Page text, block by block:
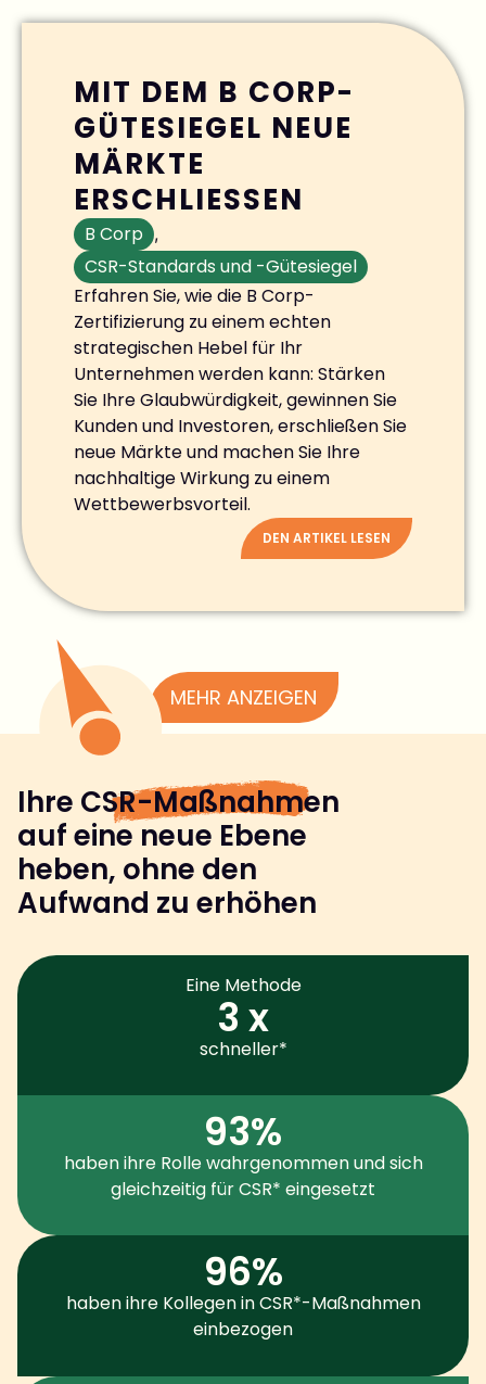
MIT DEM B CORP-
GÜTESIEGEL NEUE
MÄRKTE
ERSCHLIESSEN
B Corp ,
CSR-Standards und -Gütesiegel
Erfahren Sie, wie die B Corp-
Zertifizierung zu einem echten
strategischen Hebel für Ihr
Unternehmen werden kann: Stärken
Sie Ihre Glaubwürdigkeit, gewinnen Sie
Kunden und Investoren, erschließen Sie
neue Märkte und machen Sie Ihre
nachhaltige Wirkung zu einem
Wettbewerbsvorteil.
DEN ARTIKEL LESEN
MEHR ANZEIGEN
Ihre CSR-Maßnahmen
auf eine neue Ebene
heben, ohne den
Aufwand zu erhöhen
Eine Methode
3 x
schneller*
93%
haben ihre Rolle wahrgenommen und sich
gleichzeitig für CSR* eingesetzt
96%
haben ihre Kollegen in CSR*-Maßnahmen
einbezogen